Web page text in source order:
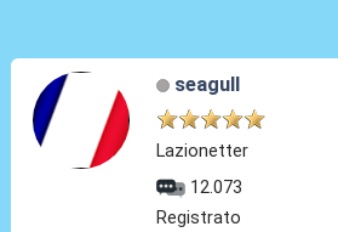
seagull
Lazionetter
12.073
Registrato